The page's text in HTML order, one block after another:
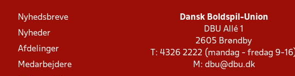
Nyhedsbreve
Nyheder
Afdelinger
Medarbejdere
Dansk Boldspil-Union
DBU Allé 1
2605 Brøndby
T: 4326 2222 (mandag - fredag 9-
M: dbu@dbu.dk